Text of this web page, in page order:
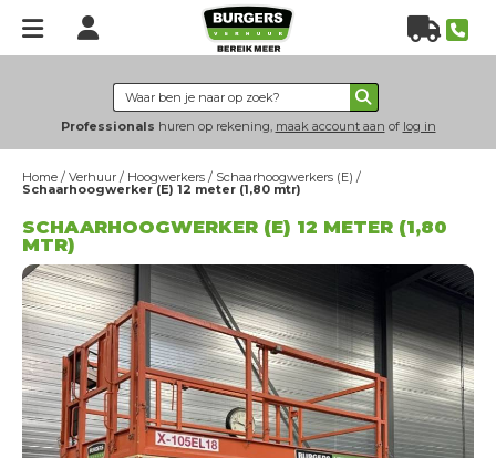
Verhuur
Hoogwerkers
Heftrucks
Verreikers
Grondverzet
Energie & verlichting
Hijs- & heftechniek
Bouwplaatsinrichting
Nieuws
Over
ons
Professionals huren op rekening, maak account aan of log in
Home / Verhuur / Hoogwerkers / Schaarhoogwerkers (E) /
Schaarhoogwerker (E) 12 meter (1,80 mtr)
SCHAARHOOGWERKER (E) 12 METER (1,80
MTR)